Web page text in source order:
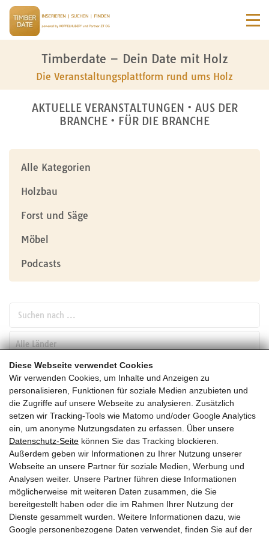
Diese Webseite verwendet Cookies
Wir verwenden Cookies, um Inhalte und Anzeigen zu
personalisieren, Funktionen für soziale Medien anzubieten und
die Zugriffe auf unsere Webseite zu analysieren. Zusätzlich
setzen wir Tracking-Tools wie Matomo und/oder Google Analytics
ein, um anonyme Nutzungsdaten zu erfassen. Über unsere
Datenschutz-Seite können Sie das Tracking blockieren.
Außerdem geben wir Informationen zu Ihrer Nutzung unserer
Webseite an unsere Partner für soziale Medien, Werbung und
Analysen weiter. Unsere Partner führen diese Informationen
möglicherweise mit weiteren Daten zusammen, die Sie
bereitgestellt haben oder die im Rahmen Ihrer Nutzung der
Dienste gesammelt wurden. Weitere Informationen dazu, wie
Google personenbezogene Daten verwendet, finden Sie auf der
Timberdate – Dein Date mit Holz
Die Veranstaltungsplattform rund ums Holz
AKTUELLE VERANSTALTUNGEN • AUS DER
BRANCHE • FÜR DIE BRANCHE
Alle Kategorien
Holzbau
Forst und Säge
Möbel
Podcasts
SUCHEN
Februar
HEUTE
2027
Februar 2027
Es wurden leider keine Veranstaltungen gefunden ....